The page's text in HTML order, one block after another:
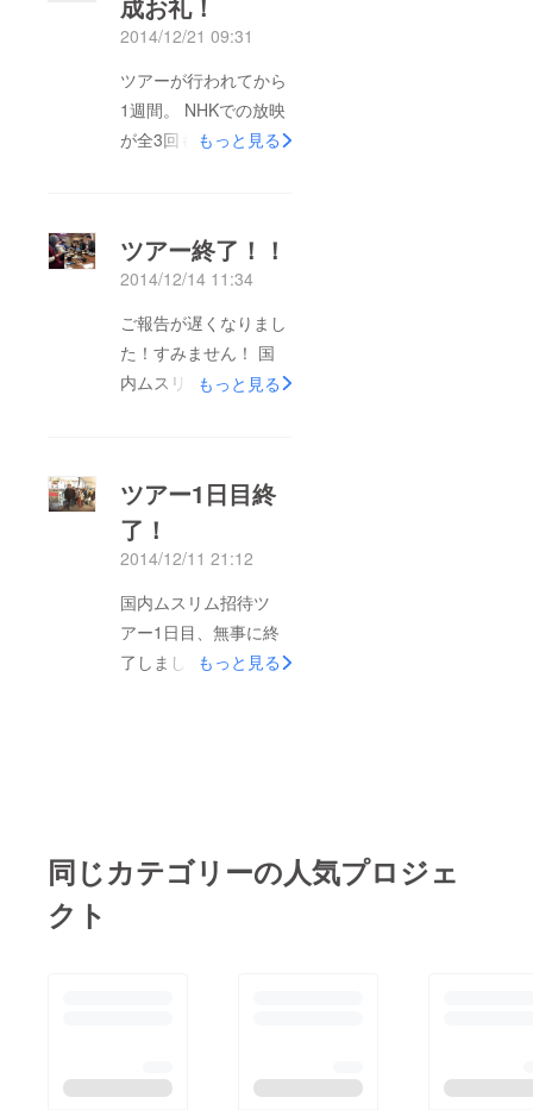
2014/12/21 09:31
ツアーが行われてから
1週間。 NHKでの放映
が全3回も行われるな
にもupされています
観光地・飛騨高山に
とって、いかに冬の観
光閑散期を盛り上げる
か。 そのテーマへの1
ています！ 今回の活
動を皮切りに、来年以
降もっと活発化して行
ます！ 引き続き、皆
様のご支援をよろしく
お願い致します。
もっと見る
ツアー終了！！
2014/12/14 11:34
ご報告が遅くなりまし
た！すみません！ 国
内ムスリム招待ツ
戸惑いもありました
が、ムスリムの方々の
生の声をお聞きする事
が出来、非常に貴重な
体験となりました！ 2
日目の朝食の風景で
も…！！！ それくら
い嬉しかった様です。
最初は怖がっていまし
もっと見る
ツアー1日目終
了！
2014/12/11 21:12
国内ムスリム招待ツ
アー1日目、無事に終
了しました！！ 倒木
問、ハラール鶏肉によ
みなさん満足して完食
もっと見る
同じカテゴリーの人気プロジェ
クト